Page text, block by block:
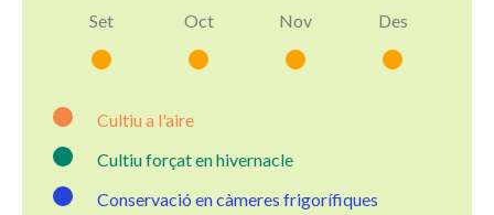
Set Oct Nov Des
Cultiu a l'aire
Cultiu forçat en hivernacle
Conservació en càmeres frigorífiques